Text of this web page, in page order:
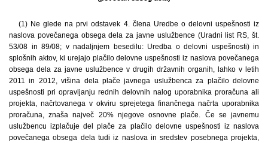
(1) Ne glede na prvi odstavek 4. člena Uredbe o delovni uspešnosti iz
naslova povečanega obsega dela za javne uslužbence (Uradni list RS, št.
53/08 in 89/08; v nadaljnjem besedilu: Uredba o delovni uspešnosti) in
splošnih aktov, ki urejajo plačilo delovne uspešnosti iz naslova povečanega
obsega dela za javne uslužbence v drugih državnih organih, lahko v letih
2011 in 2012, višina dela plače javnega uslužbenca za plačilo delovne
uspešnosti pri opravljanju rednih delovnih nalog uporabnika proračuna ali
projekta, načrtovanega v okviru sprejetega finančnega načrta uporabnika
proračuna, znaša največ 20% njegove osnovne plače. Če se javnemu
uslužbencu izplačuje del plače za plačilo delovne uspešnosti iz naslova
povečanega obsega dela tudi iz naslova in sredstev posebnega projekta,